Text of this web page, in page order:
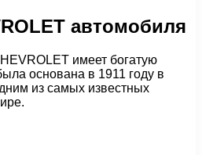
автомобиля
имеет богатую
основана в 1911 году в
из самых известных